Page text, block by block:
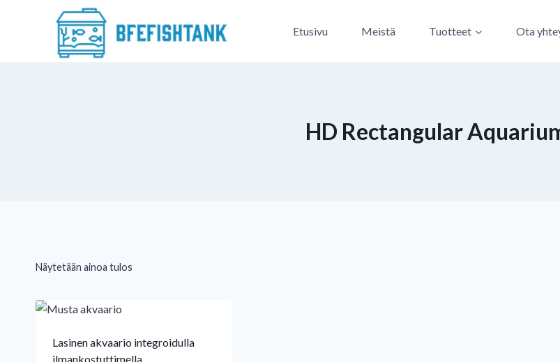
Etusivu Meistä Tuotteet Ota
HD Rectangular
Näytetään ainoa tulos
Lasinen akvaario integroidulla
ilmankostuttimella